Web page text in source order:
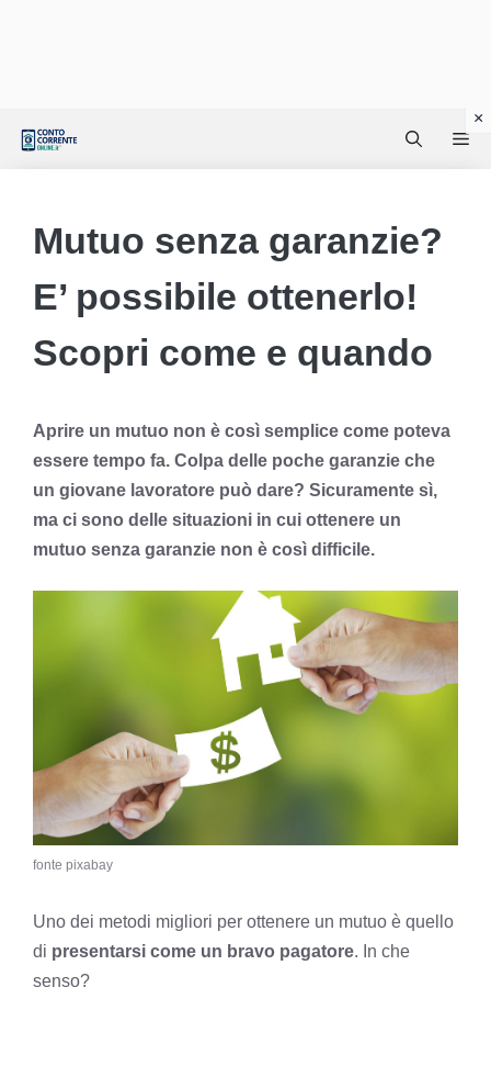
Mutuo senza garanzie?
E’ possibile ottenerlo!
Scopri come e quando
Aprire un mutuo non è così semplice come poteva
essere tempo fa. Colpa delle poche garanzie che
un giovane lavoratore può dare? Sicuramente sì,
ma ci sono delle situazioni in cui ottenere un
mutuo senza garanzie non è così difficile.
fonte pixabay
Uno dei metodi migliori per ottenere un mutuo è quello
di presentarsi come un bravo pagatore. In che
senso?